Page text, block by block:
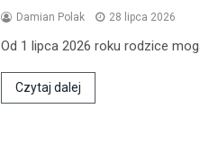
Damian Polak 28 lipca 2026
Od 1 lipca 2026 roku rodzice
Czytaj dalej